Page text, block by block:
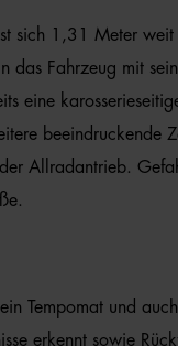
sich 1,31 Meter
das Fahrzeug mit
eine
beeindruckende
Allradantrieb.
Tempomat und
erkennt sowie